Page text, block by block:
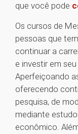
que você pode
Os cursos de
pessoas que
continuar a
e investir em
Aperfeiçoando
oferecendo
pesquisa, de
mediante
econômico.